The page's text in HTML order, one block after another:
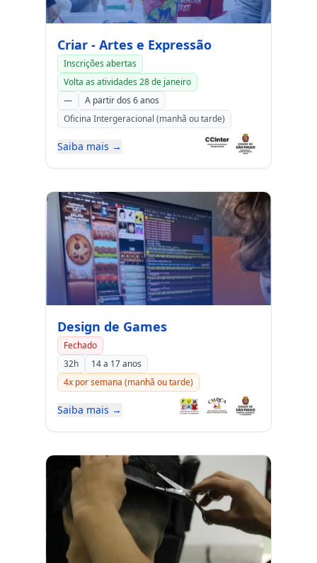
Criar - Artes e Expressão
Inscrições abertas
Volta as atividades 28 de janeiro
—
A partir dos 6 anos
Oficina Intergeracional (manhã ou tarde)
Saiba mais →
Design de Games
Fechado
32h
14 a 17 anos
4x por semana (manhã ou tarde)
Saiba mais →